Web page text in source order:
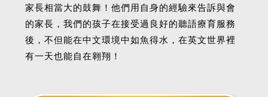
家長相當大的鼓舞！他們用自身的經驗來告訴與會
的家長，我們的孩子在接受過良好的聽語療育服務
後，不但能在中文環境中如魚得水，在英文世界裡
有一天也能自在翱翔！